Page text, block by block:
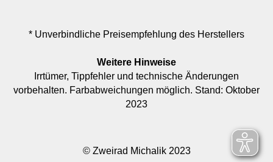
* Unverbindliche Preisempfehlung des Herstellers
Weitere Hinweise
Irrtümer, Tippfehler und technische Änderungen
vorbehalten. Farbabweichungen möglich. Stand: Oktober
2023
© Zweirad Michalik 2023